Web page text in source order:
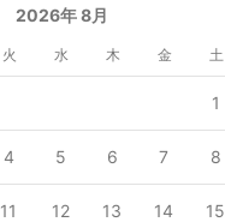
2026年 8月
火 水 木 金 土
1
4 5 6 7 8
11 12 13 14 15